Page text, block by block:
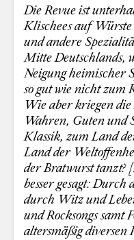
Die Revue ist
Klischees auf
und andere
Mitte Deutschlands,
Neigung heimischer
so gut wie nicht
Wie aber kriegen
Wahren, Guten und
Klassik, zum Land
Land der
der Bratwurst
besser gesagt:
durch Witz und
und Rocksongs
altersmäßig diversen